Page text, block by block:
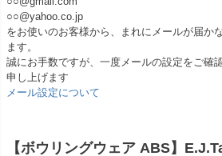
○○@yahoo.co.jp
をお使いのお客様から、まれにメールが届か
ます。
誠にお手数ですが、一度メールの設定をご確
申し上げます
メール設定について
【ボウリングウェア ABS】